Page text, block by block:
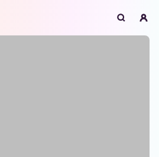
niet ondersteund